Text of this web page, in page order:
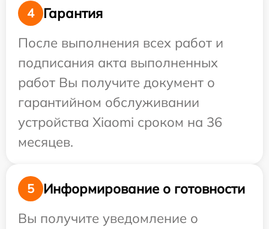
4
Гарантия
После выполнения всех работ и
подписания акта выполненных
работ Вы получите документ о
гарантийном обслуживании
устройства Xiaomi сроком на 36
месяцев.
5
Информирование о готовности
Вы получите уведомление о